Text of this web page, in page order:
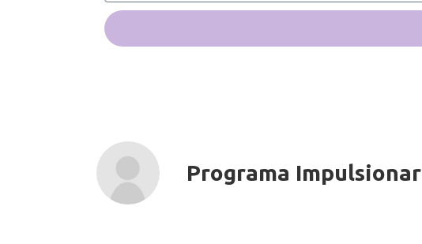
Programa Impulsionar